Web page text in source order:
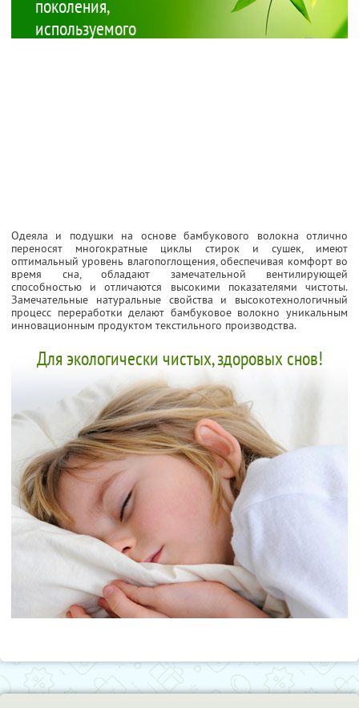
поколения,
используемого
Одеяла и подушки на основе бамбукового волокна отлично
переносят многократные циклы стирок и сушек, имеют
оптимальный уровень влагопоглощения, обеспечивая комфорт во
время сна, обладают замечательной вентилирующей
способностью и отличаются высокими показателями чистоты.
Замечательные натуральные свойства и высокотехнологичный
процесс переработки делают бамбуковое волокно уникальным
инновационным продуктом текстильного производства.
Для экологически чистых, здоровых снов!